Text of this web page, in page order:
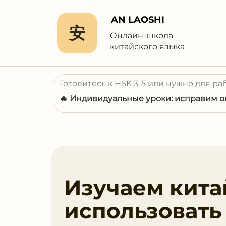
安
AN LAOSHI
Онлайн-школа
китайского языка
Готовитесь к HSK 3-5 или нужно для
🔥 Индивидуальные уроки: исправим
Изучаем